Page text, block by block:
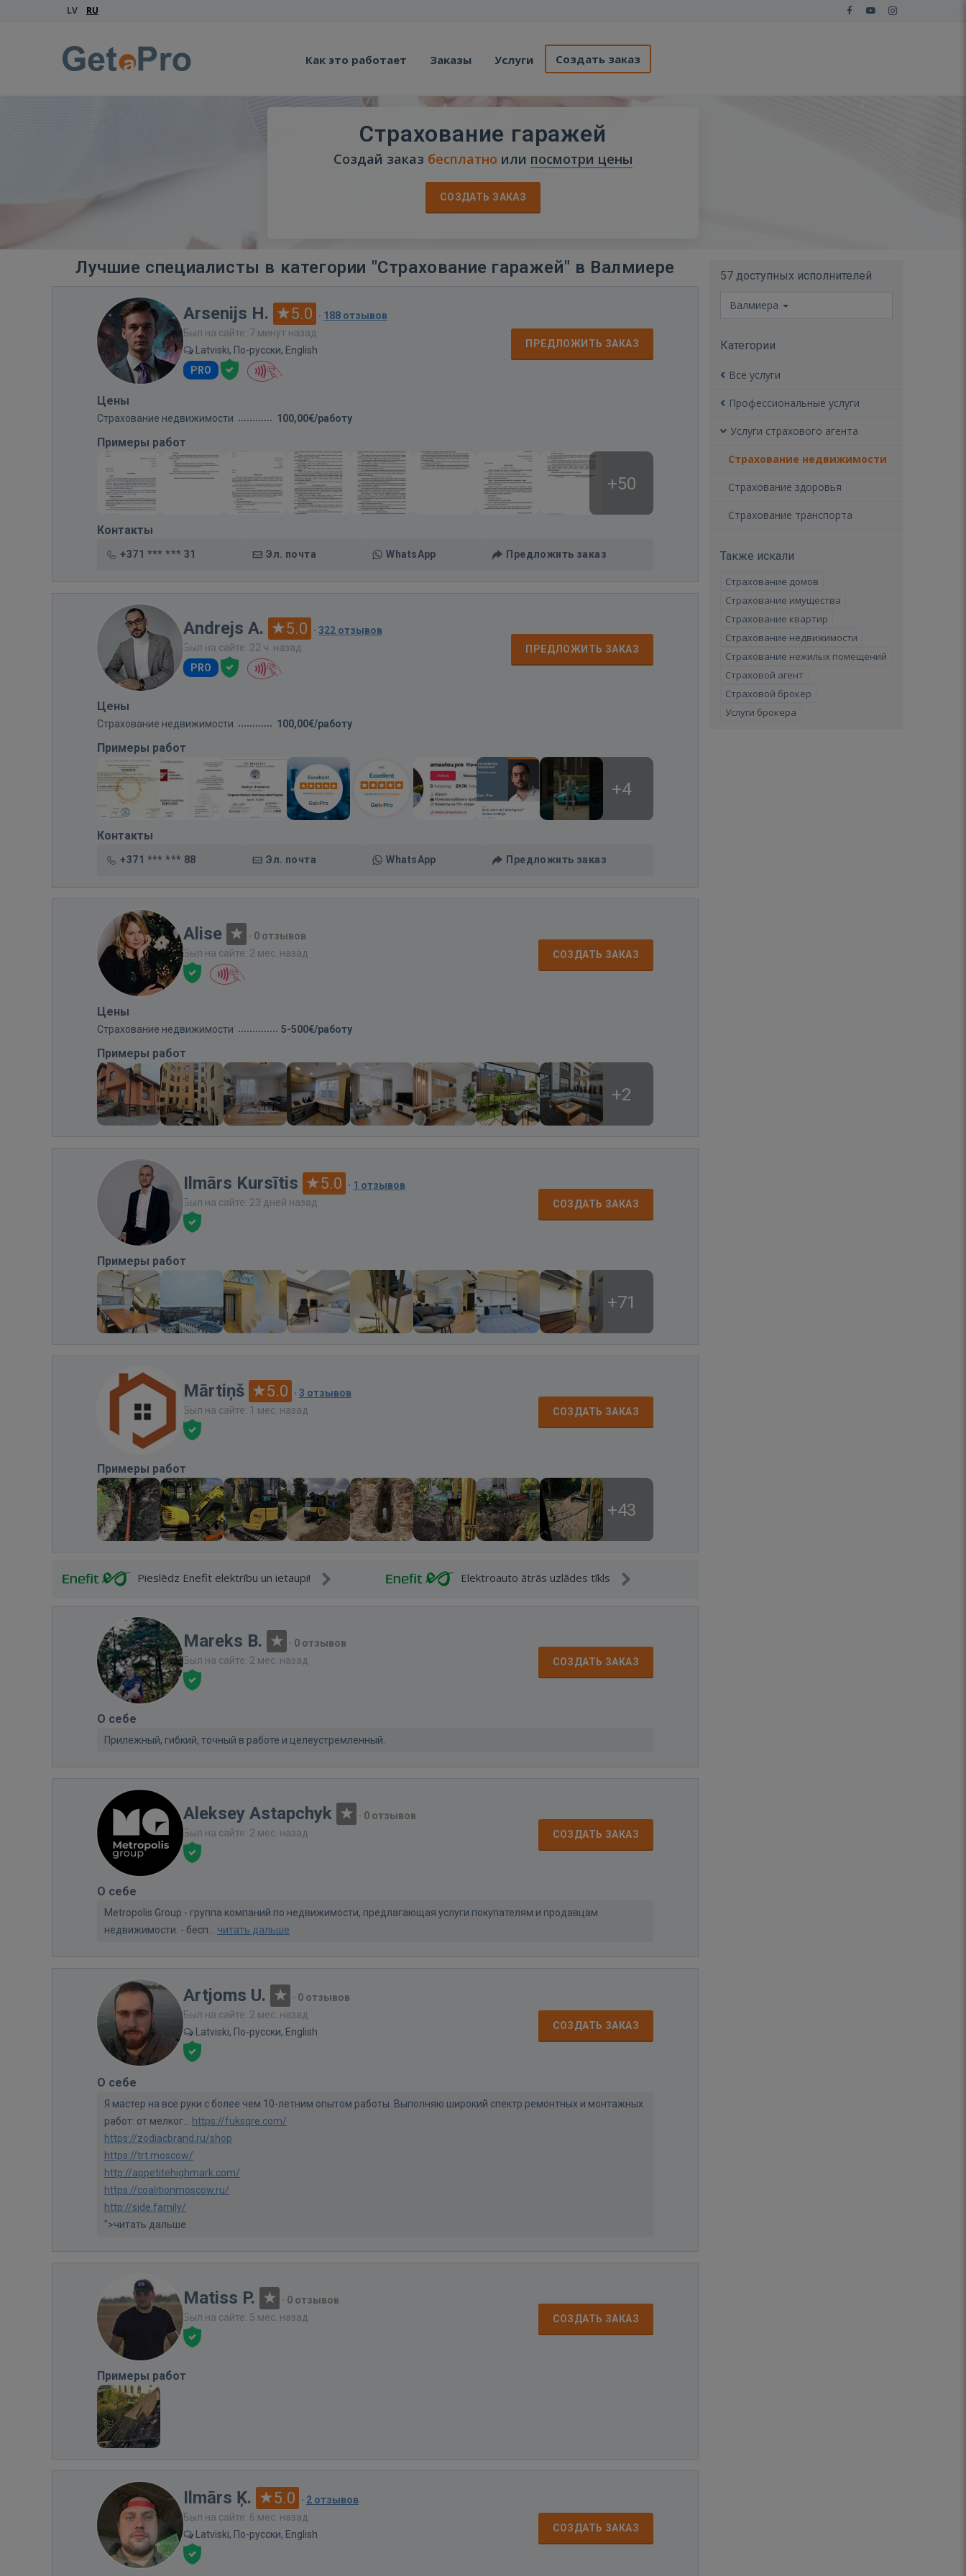
LV RU
Как это работает Заказы Услуги Создать заказ
Страхование гаражей
Создай заказ бесплатно или посмотри цены
СОЗДАТЬ ЗАКАЗ
Лучшие специалисты в категории "Страхование гаражей" в Валмиере
Arsenijs H. 5.0 · 188 отзывов
Был на сайте: 7 минут назад
Latviski, По-русски, English
PRO
ПРЕДЛОЖИТЬ ЗАКАЗ
Цены
Страхование недвижимости 100,00€/работу
Примеры работ
+50
Контакты
+371 *** *** 31 Эл. почта WhatsApp Предложить заказ
Andrejs A. 5.0 · 322 отзывов
Был на сайте: 22 ч. назад
PRO
ПРЕДЛОЖИТЬ ЗАКАЗ
Цены
Страхование недвижимости 100,00€/работу
Примеры работ
+4
Контакты
+371 *** *** 88 Эл. почта WhatsApp Предложить заказ
Alise · 0 отзывов
Был на сайте: 2 мес. назад
СОЗДАТЬ ЗАКАЗ
Цены
Страхование недвижимости 5-500€/работу
Примеры работ
+2
Ilmārs Kursītis 5.0 · 1 отзывов
Был на сайте: 23 дней назад
СОЗДАТЬ ЗАКАЗ
Примеры работ
+71
Mārtiņš 5.0 · 3 отзывов
Был на сайте: 1 мес. назад
СОЗДАТЬ ЗАКАЗ
Примеры работ
+43
Pieslēdz Enefit elektrību un ietaupi! Elektroauto ātrās uzlādes tīkls
Mareks B. · 0 отзывов
Был на сайте: 2 мес. назад
СОЗДАТЬ ЗАКАЗ
О себе
Прилежный, гибкий, точный в работе и целеустремленный.
Aleksey Astapchyk · 0 отзывов
Был на сайте: 2 мес. назад
СОЗДАТЬ ЗАКАЗ
О себе
Metropolis Group - группа компаний по недвижимости, предлагающая услуги покупателям и продавцам
недвижимости. - бесп... читать дальше
Artjoms U. · 0 отзывов
Был на сайте: 2 мес. назад
Latviski, По-русски, English
СОЗДАТЬ ЗАКАЗ
О себе
Я мастер на все руки с более чем 10-летним опытом работы. Выполняю широкий спектр ремонтных и монтажных
работ: от мелког... https://fuksqre.com/
https://zodiacbrand.ru/shop
https://trt.moscow/
http://appetitehighmark.com/
https://coalitionmoscow.ru/
http://side.family/
">читать дальше
Matiss P. · 0 отзывов
Был на сайте: 5 мес. назад
СОЗДАТЬ ЗАКАЗ
Примеры работ
Ilmārs Ķ. 5.0 · 2 отзывов
Был на сайте: 6 мес. назад
Latviski, По-русски, English
СОЗДАТЬ ЗАКАЗ
57 доступных исполнителей
Валмиера
Категории
Все услуги
Профессиональные услуги
Услуги страхового агента
Страхование недвижимости
Страхование здоровья
Страхование транспорта
Также искали
Страхование домов
Страхование имущества
Страхование квартир
Страхование недвижимости
Страхование нежилых помещений
Страховой агент
Страховой брокер
Услуги брокера